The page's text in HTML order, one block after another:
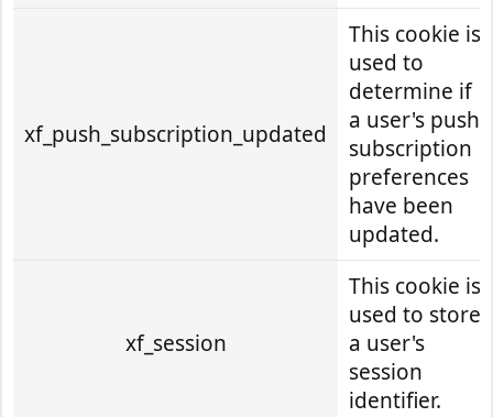
xf_push_subscription_updated
This cookie is
used to
determine if
a user's push
subscription
preferences
have been
updated.
xf_session
This cookie is
used to store
a user's
session
identifier.